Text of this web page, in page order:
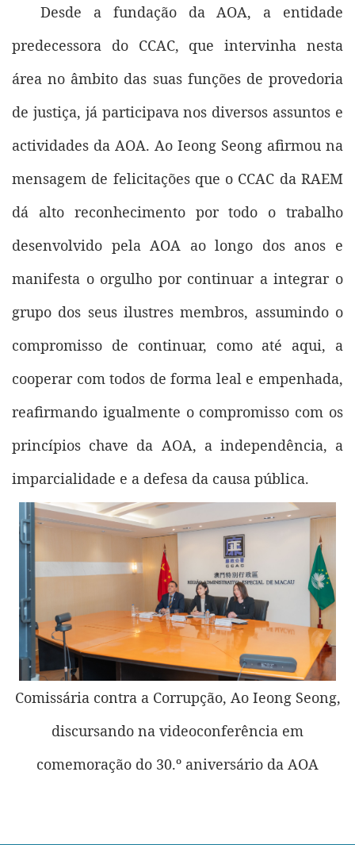
Desde a fundação da AOA, a entidade
predecessora do CCAC, que intervinha nesta
área no âmbito das suas funções de provedoria
de justiça, já participava nos diversos assuntos e
actividades da AOA. Ao Ieong Seong afirmou na
mensagem de felicitações que o CCAC da RAEM
dá alto reconhecimento por todo o trabalho
desenvolvido pela AOA ao longo dos anos e
manifesta o orgulho por continuar a integrar o
grupo dos seus ilustres membros, assumindo o
compromisso de continuar, como até aqui, a
cooperar com todos de forma leal e empenhada,
reafirmando igualmente o compromisso com os
princípios chave da AOA, a independência, a
imparcialidade e a defesa da causa pública.
Comissária contra a Corrupção, Ao Ieong Seong,
discursando na videoconferência em
comemoração do 30.º aniversário da AOA